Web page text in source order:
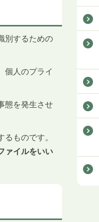
別するための
個人のプライ
態を発生させ
ものです。
ァイルをいい